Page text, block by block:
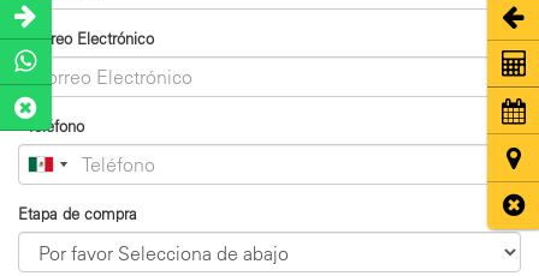
*Correo Electrónico
*Teléfono
Etapa de compra